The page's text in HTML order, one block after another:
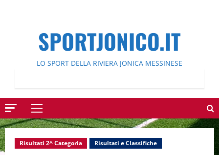
SPORTJONICO.IT
LO SPORT DELLA RIVIERA JONICA MESSINESE
Menu
principale
Risultati 2^ Categoria Risultati e Classifiche